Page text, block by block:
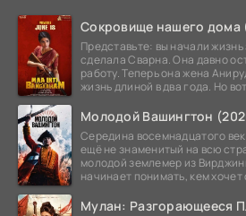
Сокровище нашего дома
Представьте: вы начали
сделала Сварна. Она давно
работу. Теперь она жена
жизнь длиной в два года. Но
Молодой Вашингтон
Середина восемнадцатого
ещё не знаменитый на всю
молодой землемер из
начинает понимать, кем
Мулан: Разгорающееся